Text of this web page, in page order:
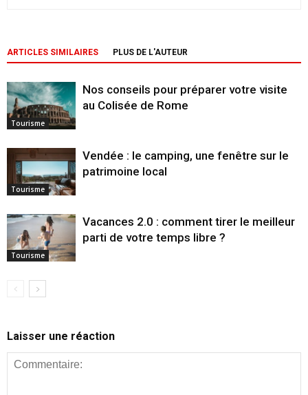
ARTICLES SIMILAIRES PLUS DE L'AUTEUR
Tourisme
Nos conseils pour préparer votre visite
au Colisée de Rome
Tourisme
Vendée : le camping, une fenêtre sur le
patrimoine local
Tourisme
Vacances 2.0 : comment tirer le meilleur
parti de votre temps libre ?
Laisser une réaction